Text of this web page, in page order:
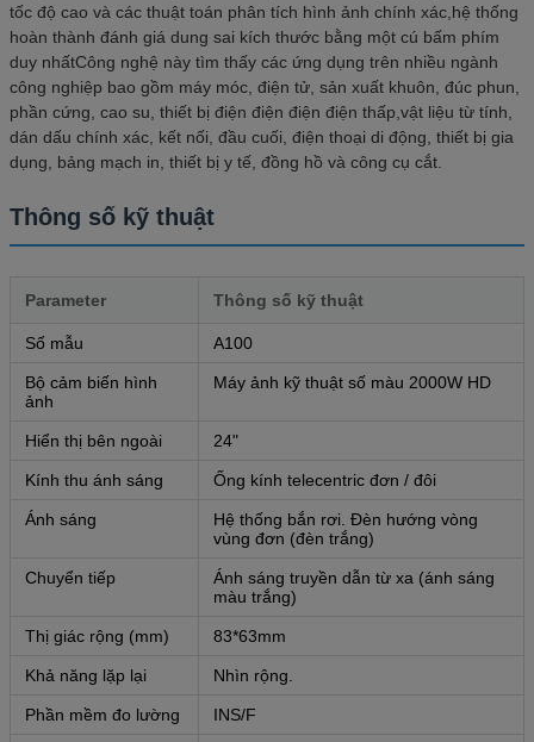
tốc độ cao và các thuật toán phân tích hình ảnh chính xác,hệ thống
hoàn thành đánh giá dung sai kích thước bằng một cú bấm phím
duy nhấtCông nghệ này tìm thấy các ứng dụng trên nhiều ngành
công nghiệp bao gồm máy móc, điện tử, sản xuất khuôn, đúc phun,
phần cứng, cao su, thiết bị điện điện điện điện thấp,vật liệu từ tính,
dán dấu chính xác, kết nối, đầu cuối, điện thoại di động, thiết bị gia
dụng, bảng mạch in, thiết bị y tế, đồng hồ và công cụ cắt.
Thông số kỹ thuật
Parameter Thông số kỹ thuật
Số mẫu A100
Bộ cảm biến hình
ảnh
Máy ảnh kỹ thuật số màu 2000W HD
Hiển thị bên ngoài 24"
Kính thu ánh sáng Ống kính telecentric đơn / đôi
Ánh sáng
Hệ thống bắn rơi. Đèn hướng vòng
vùng đơn (đèn trắng)
Chuyển tiếp
Ánh sáng truyền dẫn từ xa (ánh sáng
màu trắng)
Thị giác rộng (mm) 83*63mm
Khả năng lặp lại Nhìn rộng.
Phần mềm đo lường INS/F